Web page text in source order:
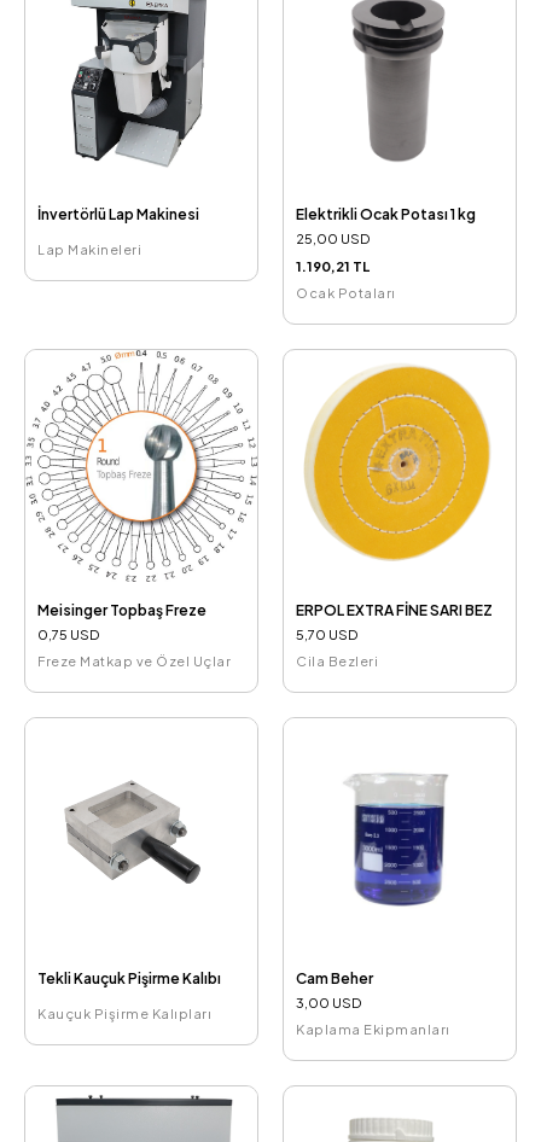
İnvertörlü Lap Makinesi
Lap Makineleri
Elektrikli Ocak Potası 1 kg
25,00 USD
1.190,21 TL
Ocak Potaları
Meisinger Topbaş Freze
0,75 USD
Freze Matkap ve Özel Uçlar
ERPOL EXTRA FİNE SARI BEZ
5,70 USD
Cila Bezleri
Tekli Kauçuk Pişirme Kalıbı
Kauçuk Pişirme Kalıpları
Cam Beher
3,00 USD
Kaplama Ekipmanları